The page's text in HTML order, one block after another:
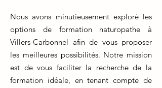
Nous avons minutieusement exploré les
options de formation naturopathe à
Villers-Carbonnel afin de vous proposer
les meilleures possibilités. Notre mission
est de vous faciliter la recherche de la
formation idéale, en tenant compte de